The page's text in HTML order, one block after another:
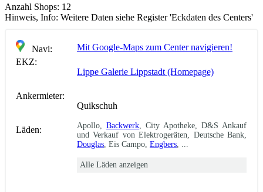
Anzahl Shops: 12
Hinweis, Info: Weitere Daten siehe Register 'Eckdaten des Centers'
Navi:
Mit Google-Maps zum Center navigieren!
EKZ:
Lippe Galerie Lippstadt (Homepage)
Ankermieter:
Quikschuh
Läden: Apollo, Backwerk , City Apotheke, D&S Ankauf
und Verkauf von Elektrogeräten, Deutsche Bank,
Douglas , Eis Campo, Engbers
Alle Läden anzeigen